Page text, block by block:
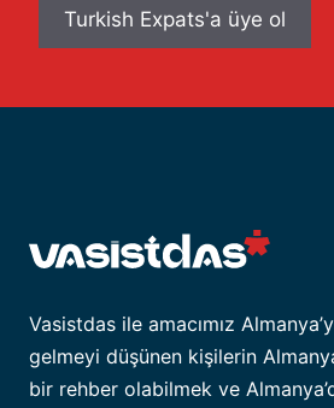
Vasistdas ile amacımız
gelmeyi düşünen kişilerin
bir rehber olabilmek ve